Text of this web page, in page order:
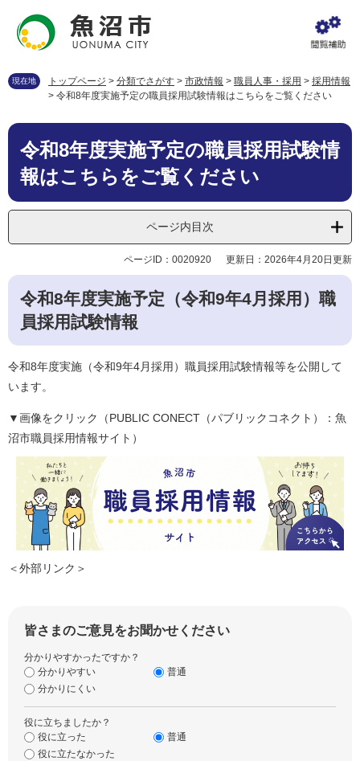
先
す
を
し
へ
現在地 トップページ > 分類でさがす > 市政情報 > 職員人事・採用 > 採用情報
> 令和8年度実施予定の職員採用試験情報はこちらをご覧ください
本
令和8年度実施予定の職員採用試験情
報はこちらをご覧ください
ページ内目次
ページID：0020920 更新日：2026年4月20日更新
令和8年度実施予定（令和9年4月採用）職
員採用試験情報
令和8年度実施（令和9年4月採用）職員採用試験情報等を公開して
います。
▼画像をクリック（PUBLIC CONECT（パブリックコネクト）：魚
沼市職員採用情報サイト）
＜外部リンク＞
皆さまのご意見をお聞かせください
分かりやすかったですか？
分かりやすい
普通
分かりにくい
役に立ちましたか？
役に立った
普通
役に立たなかった